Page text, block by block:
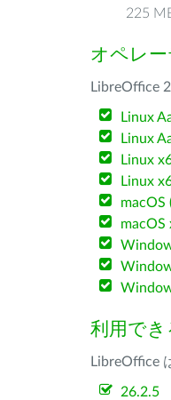
225
オペレ
LibreOffice
Linux
Linux
Linux
Linux
macOS
macOS
利用でき
LibreOffice
26.2.5